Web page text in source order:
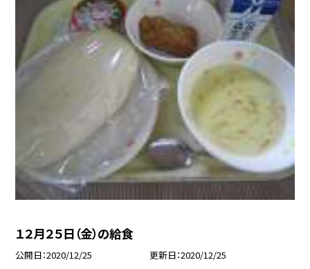
１２月２５日（金）の給食
公開日 2020/12/25 更新日 2020/12/25